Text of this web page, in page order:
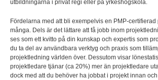
utbildningarna i privat regi eller på yrkeshögskola.
Fördelarna med att bli exempelvis en PMP-
många. Dels är det lättare att få jobb inom
ses som ett kvitto på din kunskap och expertis som
du ta del av användbara verktyg och praxis som
projektledning världen över. Dessutom visar
projektledare tjänar (ca 20%) mer än projektledare
dock med att du behöver ha jobbat i projekt innan och